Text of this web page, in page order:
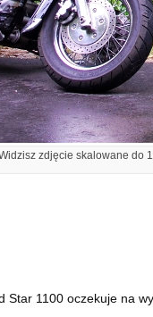
zdjęcie skalowane
Star 1100 oczekuje na